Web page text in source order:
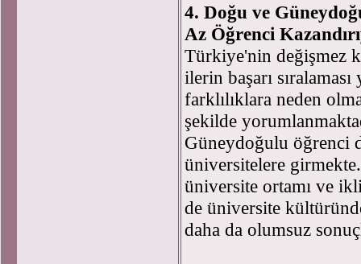
4. Doğu ve
Az Öğrenci
Türkiye'nin değişmez
ilerin başarı
farklılıklara neden
şekilde
Güneydoğulu öğrenci
üniversitelere
üniversite ortamı ve
de üniversite
daha da olumsuz